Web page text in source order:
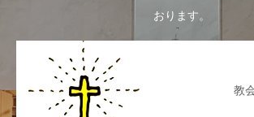
おります。
教